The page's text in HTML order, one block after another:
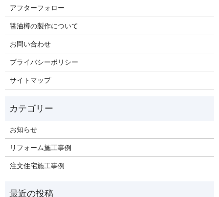
アフターフォロー
醤油樽の製作について
お問い合わせ
プライバシーポリシー
サイトマップ
お知らせ
リフォーム施工事例
注文住宅施工事例